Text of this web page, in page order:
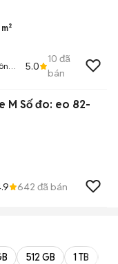
5.0
10 đã
bán
M Số đo: eo 82-
642 đã bán
512 GB 1 TB